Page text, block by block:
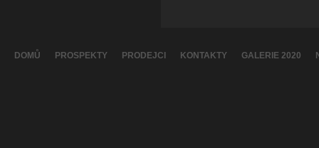
DOMŮ PROSPEKTY PRODEJCI KONTAKTY GALERIE 2020